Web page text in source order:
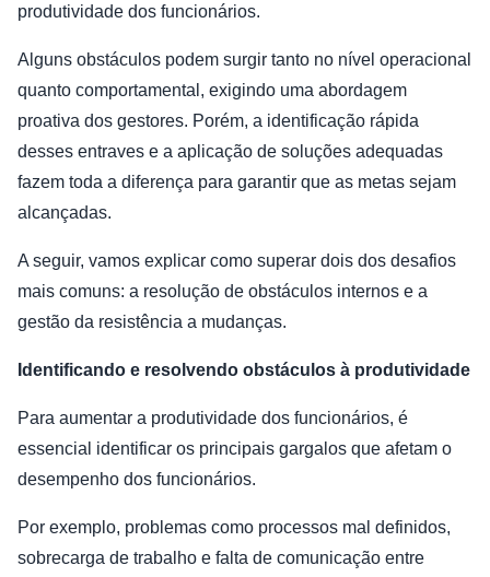
produtividade dos funcionários.
Alguns obstáculos podem surgir tanto no nível operacional
quanto comportamental, exigindo uma abordagem
proativa dos gestores. Porém, a identificação rápida
desses entraves e a aplicação de soluções adequadas
fazem toda a diferença para garantir que as metas sejam
alcançadas.
A seguir, vamos explicar como superar dois dos desafios
mais comuns: a resolução de obstáculos internos e a
gestão da resistência a mudanças.
Identificando e resolvendo obstáculos à produtividade
Para aumentar a produtividade dos funcionários, é
essencial identificar os principais gargalos que afetam o
desempenho dos funcionários.
Por exemplo, problemas como processos mal definidos,
sobrecarga de trabalho e falta de comunicação entre